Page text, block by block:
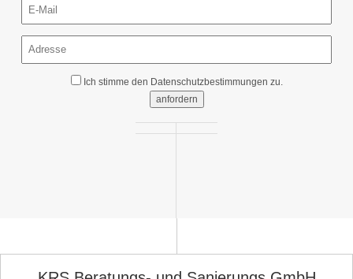
Ich stimme den Datenschutzbestimmungen zu.
anfordern